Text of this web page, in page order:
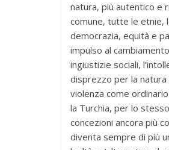
natura, più autentico e
comune, tutte le etnie,
democrazia, equità e
impulso al
ingiustizie sociali,
disprezzo per la natura
violenza come
la Turchia, per lo
concezioni ancora più
diventa sempre di più